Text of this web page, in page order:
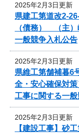
2025年2月3日更新
県建工第道改2-
（債務） （主
一般競争入札公告
2025年2月3日更新
県維工第舗補暮6
全・安心確保対
工事に関する一
2025年2月3日更新
【建設工事】砂